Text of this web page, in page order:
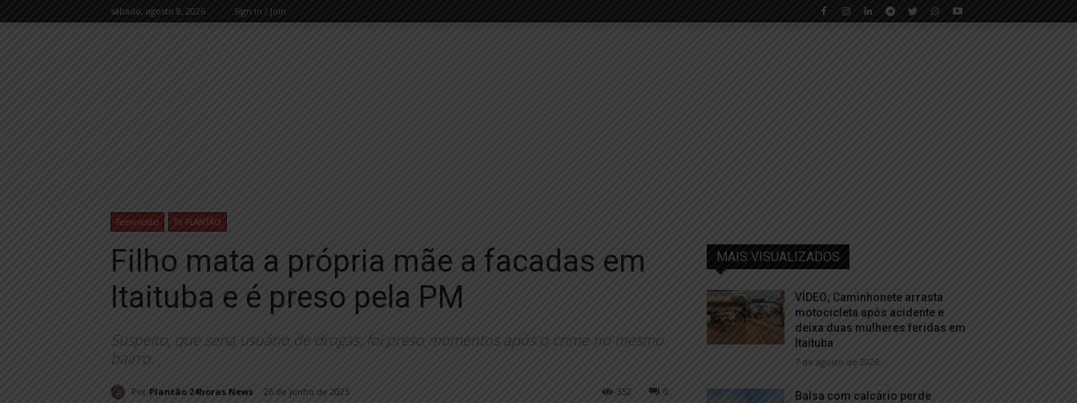
sábado, agosto 8, 2026 Sign in / Join
Feminicídio TV PLANTÃO
Filho mata a própria mãe a facadas em
Itaituba e é preso pela PM
Suspeito, que seria usuário de drogas, foi preso momentos após o crime no mesmo
bairro.
Por Plantão 24horas News 26 de junho de 2025 0
352
MAIS VISUALIZADOS
VÍDEO; Caminhonete arrasta
motocicleta após acidente e
deixa duas mulheres feridas em
Itaituba
7 de agosto de 2026
Balsa com calcário perde